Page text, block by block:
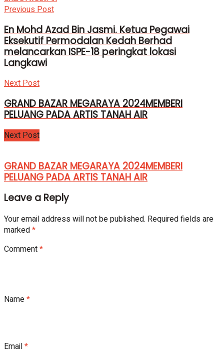
Previous Post
En Mohd Azad Bin Jasmi. Ketua Pegawai
Eksekutif Permodalan Kedah Berhad
melancarkan ISPE-18 peringkat lokasi
Langkawi
Next Post
GRAND BAZAR MEGARAYA 2024MEMBERI
PELUANG PADA ARTIS TANAH AIR
Next Post
GRAND BAZAR MEGARAYA 2024MEMBERI
PELUANG PADA ARTIS TANAH AIR
Leave a Reply
Your email address will not be published. Required fields are
marked*
Comment*
Name*
Email*